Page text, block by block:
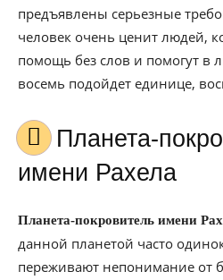
предъявлены серьезные
человек очень ценит людей,
помощь без слов и помогут в
восемь подойдет единице,
Планета-покровитель для
имени Рахела
Планета-покровитель имени
данной планетой часто
переживают непонимание от